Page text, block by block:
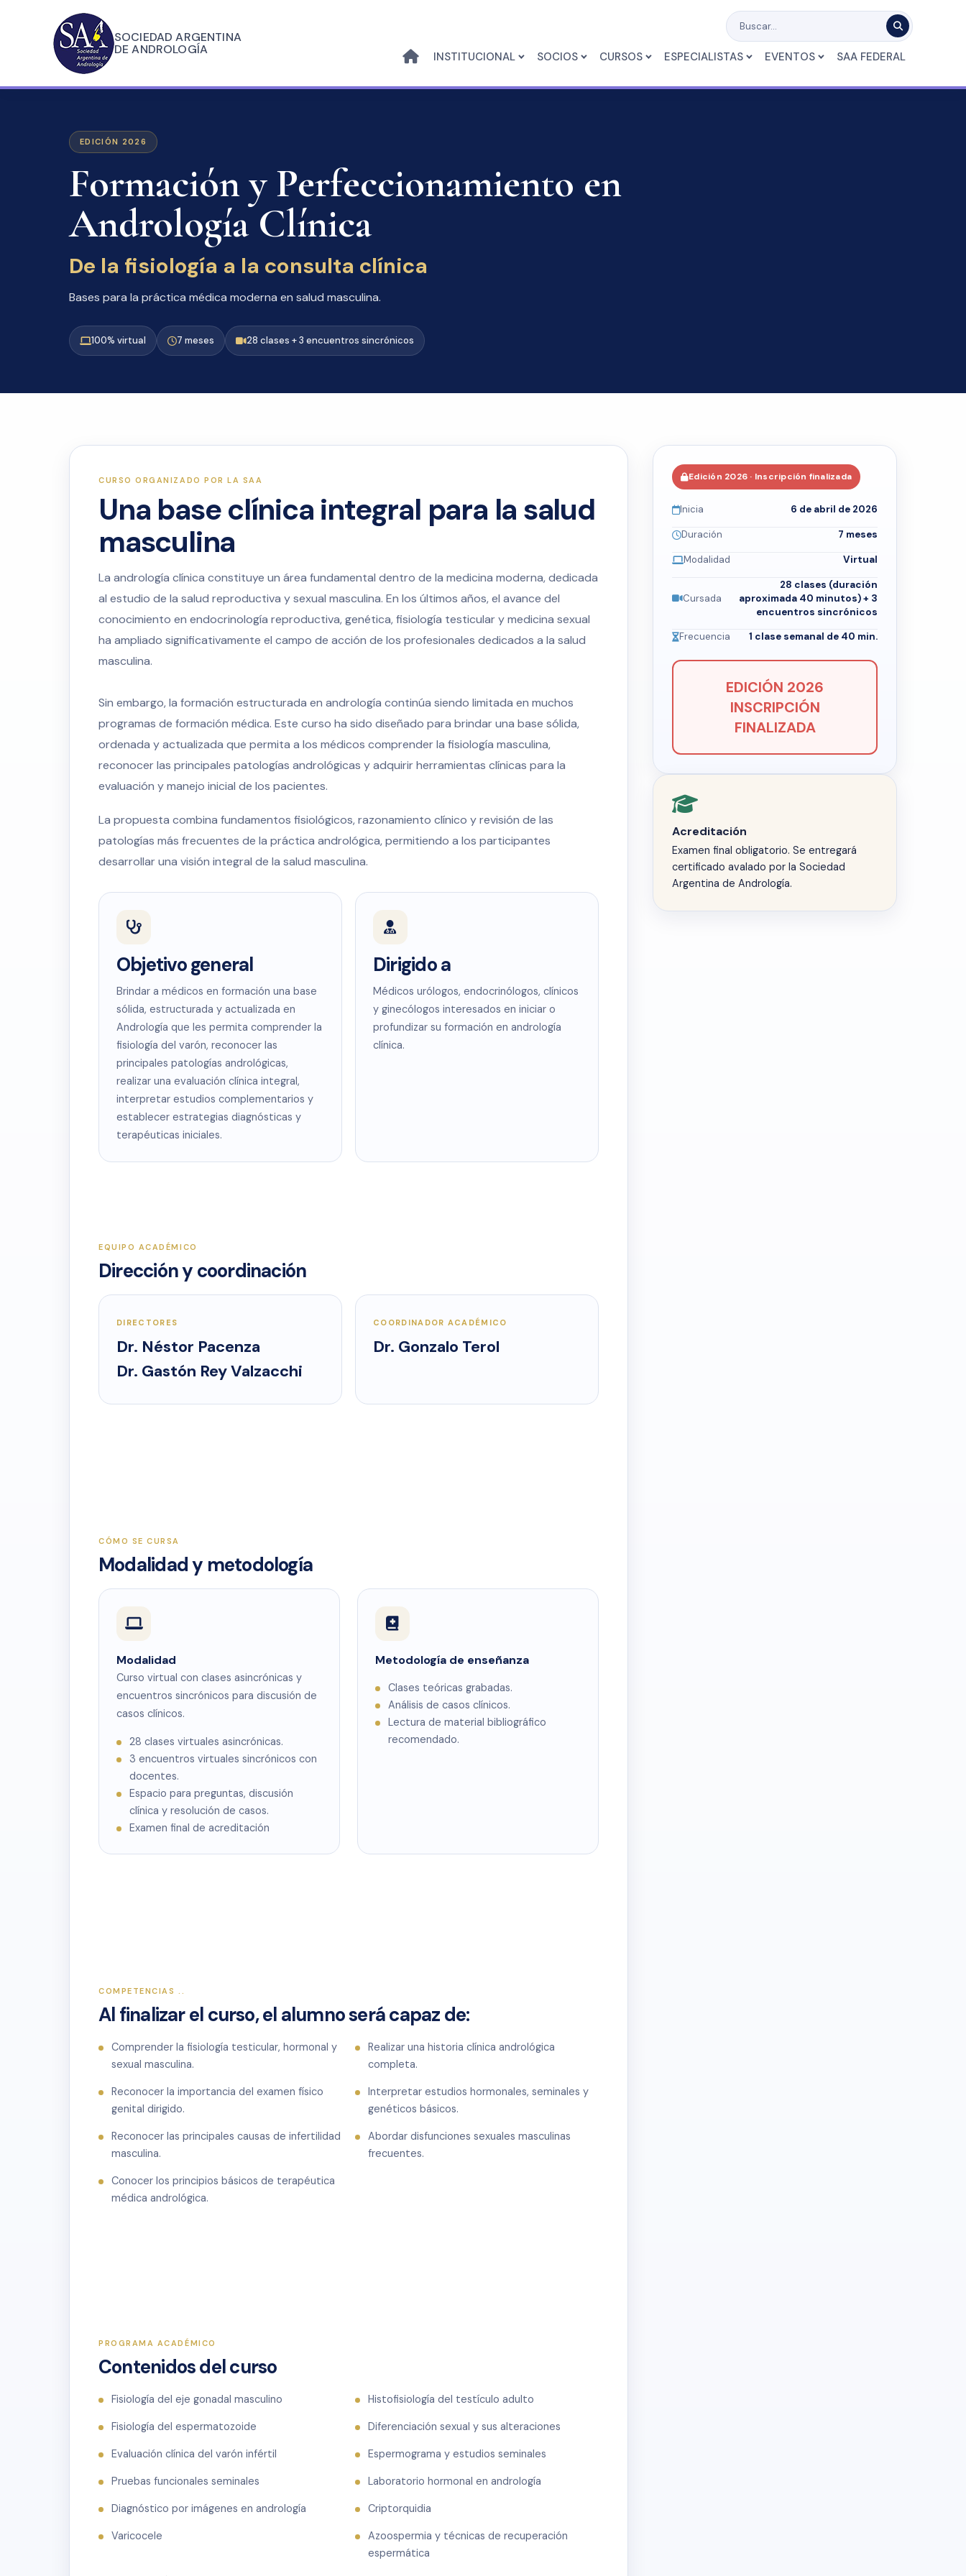
SOCIEDAD ARGENTINA
DE ANDROLOGÍA
INSTITUCIONAL SOCIOS CURSOS ESPECIALISTAS EVENTOS SAA FEDERAL
EDICIÓN 2026
Formación y Perfeccionamiento en
Andrología Clínica
De la fisiología a la consulta clínica
Bases para la práctica médica moderna en salud masculina.
100% virtual 7 meses 28 clases + 3 encuentros sincrónicos
CURSO ORGANIZADO POR LA SAA
Una base clínica integral para la salud
masculina
La andrología clínica constituye un área fundamental dentro de la medicina moderna, dedicada
al estudio de la salud reproductiva y sexual masculina. En los últimos años, el avance del
conocimiento en endocrinología reproductiva, genética, fisiología testicular y medicina sexual
ha ampliado significativamente el campo de acción de los profesionales dedicados a la salud
masculina.
Sin embargo, la formación estructurada en andrología continúa siendo limitada en muchos
programas de formación médica. Este curso ha sido diseñado para brindar una base sólida,
ordenada y actualizada que permita a los médicos comprender la fisiología masculina,
reconocer las principales patologías andrológicas y adquirir herramientas clínicas para la
evaluación y manejo inicial de los pacientes.
La propuesta combina fundamentos fisiológicos, razonamiento clínico y revisión de las
patologías más frecuentes de la práctica andrológica, permitiendo a los participantes
desarrollar una visión integral de la salud masculina.
Objetivo general
Brindar a médicos en formación una base
sólida, estructurada y actualizada en
Andrología que les permita comprender la
fisiología del varón, reconocer las
principales patologías andrológicas,
realizar una evaluación clínica integral,
interpretar estudios complementarios y
establecer estrategias diagnósticas y
terapéuticas iniciales.
Dirigido a
Médicos urólogos, endocrinólogos, clínicos
y ginecólogos interesados en iniciar o
profundizar su formación en andrología
clínica.
EQUIPO ACADÉMICO
Dirección y coordinación
DIRECTORES
Dr. Néstor Pacenza
Dr. Gastón Rey Valzacchi
COORDINADOR ACADÉMICO
Dr. Gonzalo Terol
CÓMO SE CURSA
Modalidad y metodología
Modalidad
Curso virtual con clases asincrónicas y
encuentros sincrónicos para discusión de
casos clínicos.
28 clases virtuales asincrónicas.
3 encuentros virtuales sincrónicos con
docentes.
Espacio para preguntas, discusión
clínica y resolución de casos.
Examen final de acreditación
Metodología de enseñanza
Clases teóricas grabadas.
Análisis de casos clínicos.
Lectura de material bibliográfico
recomendado.
COMPETENCIAS ..
Al finalizar el curso, el alumno será capaz de:
Comprender la fisiología testicular, hormonal y
sexual masculina.
Realizar una historia clínica andrológica
completa.
Reconocer la importancia del examen físico
genital dirigido.
Interpretar estudios hormonales, seminales y
genéticos básicos.
Reconocer las principales causas de infertilidad
masculina.
Abordar disfunciones sexuales masculinas
frecuentes.
Conocer los principios básicos de terapéutica
médica andrológica.
PROGRAMA ACADÉMICO
Contenidos del curso
Fisiología del eje gonadal masculino Histofisiología del testículo adulto
Fisiología del espermatozoide Diferenciación sexual y sus alteraciones
Evaluación clínica del varón infértil Espermograma y estudios seminales
Pruebas funcionales seminales Laboratorio hormonal en andrología
Diagnóstico por imágenes en andrología Criptorquidia
Varicocele
Azoospermia y técnicas de recuperación
espermática
Edición 2026 · Inscripción finalizada
Inicia 6 de abril de 2026
Duración 7 meses
Modalidad Virtual
Cursada
28 clases (duración
aproximada 40 minutos) + 3
encuentros sincrónicos
Frecuencia
1 clase semanal de 40 min.
EDICIÓN 2026
INSCRIPCIÓN
FINALIZADA
Acreditación
Examen final obligatorio. Se entregará
certificado avalado por la Sociedad
Argentina de Andrología.